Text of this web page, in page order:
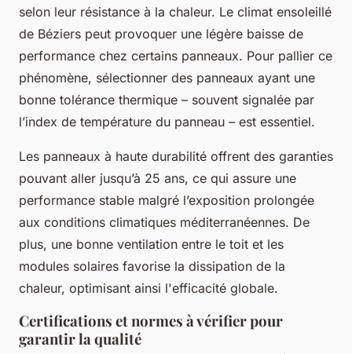
selon leur résistance à la chaleur. Le climat ensoleillé
de Béziers peut provoquer une légère baisse de
performance chez certains panneaux. Pour pallier ce
phénomène, sélectionner des panneaux ayant une
bonne tolérance thermique – souvent signalée par
l’index de température du panneau – est essentiel.
Les panneaux à haute durabilité offrent des garanties
pouvant aller jusqu’à 25 ans, ce qui assure une
performance stable malgré l’exposition prolongée
aux conditions climatiques méditerranéennes. De
plus, une bonne ventilation entre le toit et les
modules solaires favorise la dissipation de la
chaleur, optimisant ainsi l'efficacité globale.
Certifications et normes à vérifier pour
garantir la qualité